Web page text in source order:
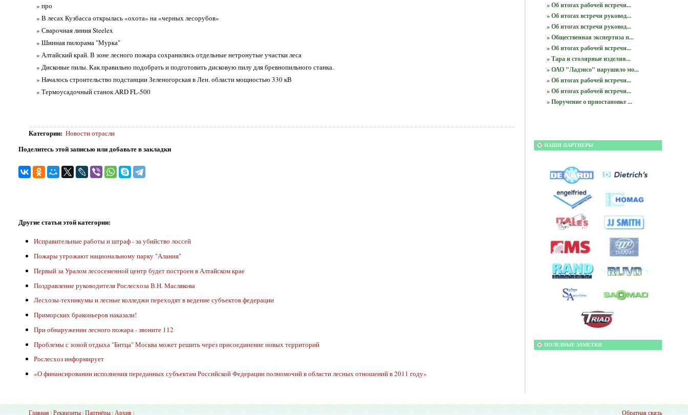
» про
» В лесах Кузбасса открылась «охота» на «черных лесорубов»
» Сварочная линия Steelex
» Шинная пилорама "Мурка"
» Алтайский край. В зоне лесного пожара сохранились отдельные нетронутые участки леса
» Дисковые пилы. Как правильно подобрать и подготовить дисковую пилу для бревнопильного станка.
» Началось строительство подстанции Зеленогорская в Лен. области мощностью 330 кВ
» Термоусадочный станок ARD FL-500
Категории: Новости отрасли
Поделитесь этой записью или добавьте в закладки
Другие статьи этой категории:
Исправительные работы и штраф - за убийство лоссей
Пожары угрожают национальному парку "Алания"
Первый за Уралом лесосеменной центр будет построен в Алтайском крае
Поздравление руководителя Рослесхоза В.Н. Маслякова
Лесхозы-техникумы и лесные колледжи переходят в ведение субъектов федерации
Приморских браконьеров наказали!
При обнаружении лесного пожара - звоните 112
Проблемы с зоной отдыха "Битца" Москва может решить через присоединение новых территорий
Рослесхоз информирует
«О финансировании исполнения переданных субъектам Российской Федерации полномочий в области лесных отношений в 2011 году»
» Об итогах рабочей встречи...
» Об итогах встречи руковод...
» Об итогах встречи руковод...
» Общественная экспертиза п...
» Об итогах рабочей встречи...
» Тара и столярные изделия...
» ОАО "Ладэнсо" нарушило мо...
» Об итогах рабочей встречи...
» Об итогах рабочей встречи...
» Поручение о приостановке ...
НАШИ ПАРТНЕРЫ
ПОЛЕЗНЫЕ ЗАМЕТКИ
Главная| Реквизиты| Партнёры| Архив| Обратная связь